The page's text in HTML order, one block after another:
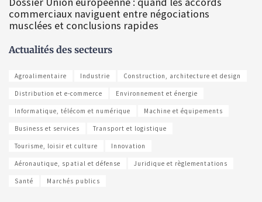
commerciaux naviguent entre négociations
musclées et conclusions rapides
Actualités des secteurs
Agroalimentaire Industrie Construction, architecture et design
Distribution et e-commerce Environnement et énergie
Informatique, télécom et numérique Machine et équipements
Business et services Transport et logistique
Tourisme, loisir et culture Innovation
Aéronautique, spatial et défense Juridique et règlementations
Santé Marchés publics